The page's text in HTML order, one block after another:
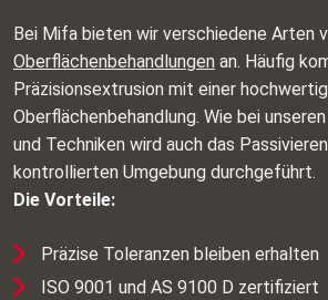
Bei Mifa bieten wir verschiedene Arten
Oberflächenbehandlungen an. Häufig
Präzisionsextrusion mit einer
Oberflächenbehandlung. Wie bei
und Techniken wird auch das
kontrollierten Umgebung durchgeführt.
Die Vorteile:
Präzise Toleranzen bleiben erhalten
ISO 9001 und AS 9100 D zertifiziert